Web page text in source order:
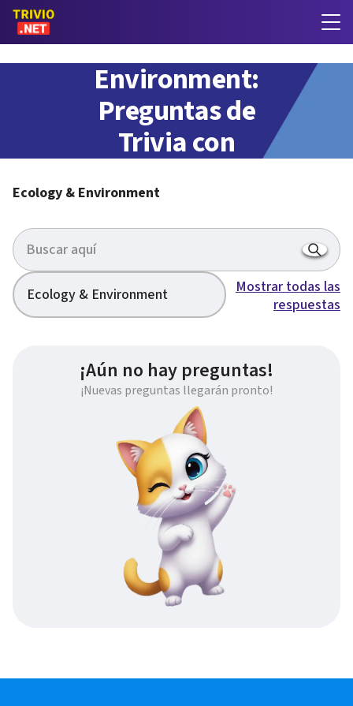
Ecology &
Environment:
Preguntas de
Trivia con
Ecology & Environment
Ecology & Environment
Mostrar todas las
respuestas
¡Aún no hay preguntas!
¡Nuevas preguntas llegarán pronto!